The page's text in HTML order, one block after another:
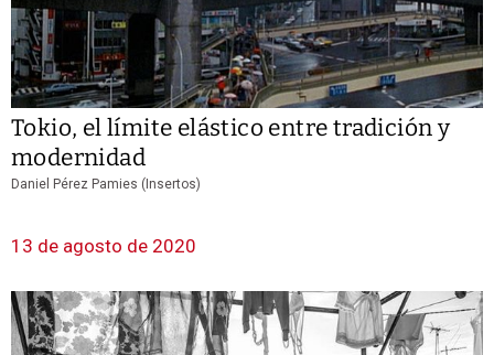
Tokio, el límite elástico entre tradición y
modernidad
Daniel Pérez Pamies (Insertos)
13 de agosto de 2020